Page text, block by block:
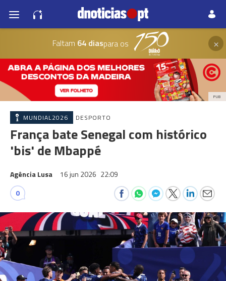
Faltam 64 diaspara os ×
PUB
MUNDIAL2026 DESPORTO
França bate Senegal com histórico
'bis' de Mbappé
Agência Lusa 16 jun 2026 22:09
0